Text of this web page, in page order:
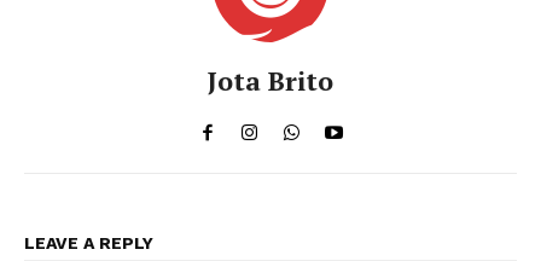
Jota Brito
LEAVE A REPLY